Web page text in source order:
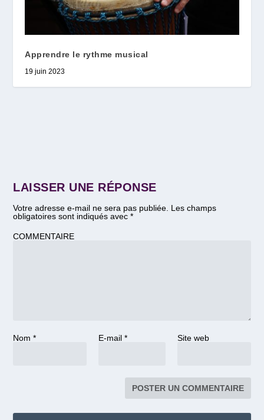
Apprendre le rythme musical
19 juin 2023
LAISSER UNE RÉPONSE
Votre adresse e-mail ne sera pas publiée. Les champs
obligatoires sont indiqués avec*
COMMENTAIRE
Nom* E-mail * Site web